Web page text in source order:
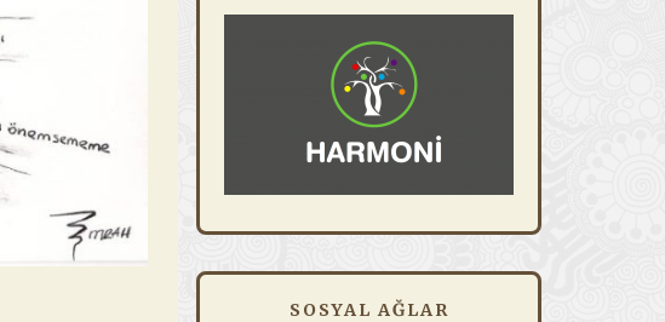
SOSYAL AĞLAR